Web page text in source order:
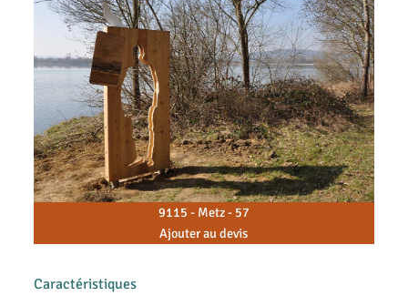
9115 - Metz - 57
Ajouter au devis
Caractéristiques